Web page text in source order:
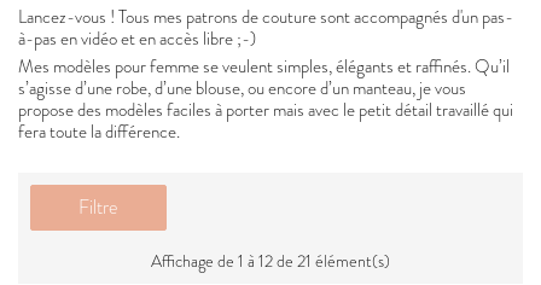
Lancez-vous ! Tous mes patrons de couture sont accompagnés d'un pas-
à-pas en vidéo et en accès libre ;-)
Mes modèles pour femme se veulent simples, élégants et raffinés. Qu’il
s’agisse d’une robe, d’une blouse, ou encore d’un manteau, je vous
propose des modèles faciles à porter mais avec le petit détail travaillé qui
fera toute la différence.
Filtre
Affichage de 1 à 12 de 21 élément(s)